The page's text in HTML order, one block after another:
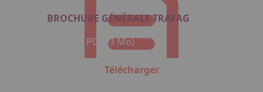
BROCHURE GÉNÉRALE TRAFAG
Format : PDF (3 Mo)
Télécharger